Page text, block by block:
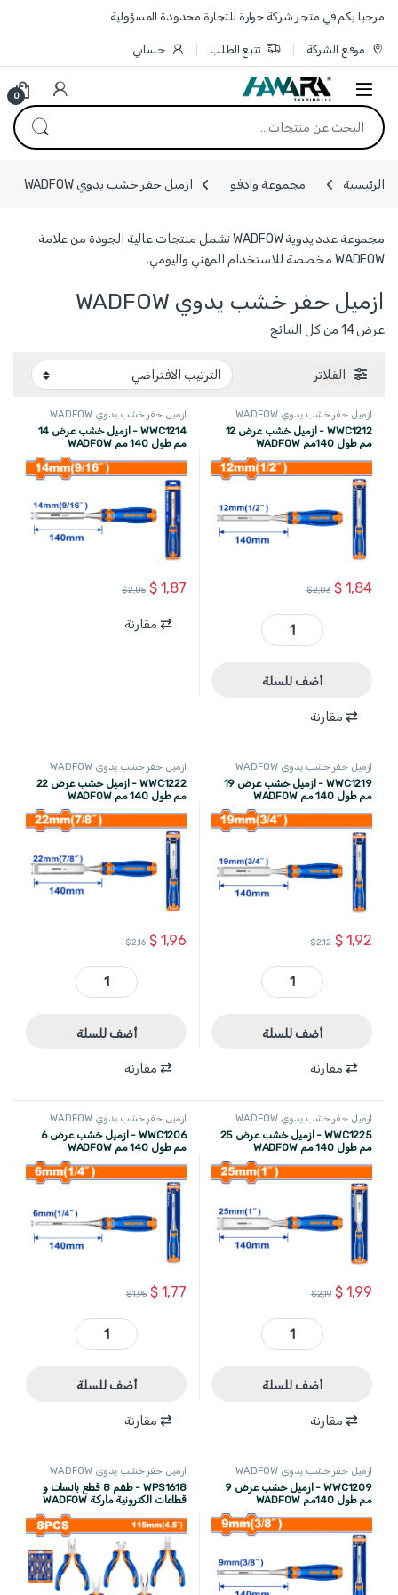
Skip to navigation
Skip to content
مرحبا بكم في متجر شركة حوارة للتجارة محدودة المسؤولية
موقع الشركة تتبع الطلب حسابي
0
البحث عن:
الرئيسية مجموعة وادفو ازميل حفر خشب يدوي WADFOW
مجموعة عدد يدوية WADFOW تشمل منتجات عالية الجودة من علامة
WADFOW مخصصة للاستخدام المهني واليومي.
ازميل حفر خشب يدوي WADFOW
عرض ⁦14⁩ من كل النتائج
الفلاتر
ازميل حفر خشب يدوي WADFOW
WWC1212 - ازميل خشب عرض 12
مم طول 140مم WADFOW
$1,84
$2,03
WWC1212 - ازميل خشب عرض 12 مم طول 140مم WADFOW quantity
أضف للسلة
مقارنة
ازميل حفر خشب يدوي WADFOW
WWC1214 - ازميل خشب عرض 14
مم طول 140 مم WADFOW
$1,87
$2,05
مقارنة
ازميل حفر خشب يدوي WADFOW
WWC1219 - ازميل خشب عرض 19
مم طول 140 مم WADFOW
$1,92
$2,12
WWC1219 - ازميل خشب عرض 19 مم طول 140 مم WADFOW quantity
أضف للسلة
مقارنة
ازميل حفر خشب يدوي WADFOW
WWC1222 - ازميل خشب عرض 22
مم طول 140 مم WADFOW
$1,96
$2,16
WWC1222 - ازميل خشب عرض 22 مم طول 140 مم WADFOW quantity
أضف للسلة
مقارنة
ازميل حفر خشب يدوي WADFOW
WWC1225 - ازميل خشب عرض 25
مم طول 140 مم WADFOW
$1,99
$2,19
WWC1225 - ازميل خشب عرض 25 مم طول 140 مم WADFOW quantity
أضف للسلة
مقارنة
ازميل حفر خشب يدوي WADFOW
WWC1206 - ازميل خشب عرض 6
مم طول 140 مم WADFOW
$1,77
$1,95
WWC1206 - ازميل خشب عرض 6 مم طول 140 مم WADFOW quantity
أضف للسلة
مقارنة
ازميل حفر خشب يدوي WADFOW
WWC1209 - ازميل خشب عرض 9
مم طول 140مم WADFOW
ازميل حفر خشب يدوي WADFOW
WPS1618 - طقم 8 قطع بانسات و
قطاعات الكترونية ماركة WADFOW